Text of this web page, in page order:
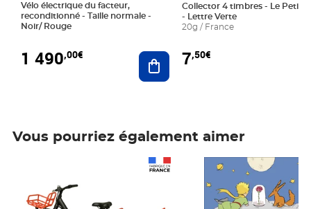
Vélo électrique du facteur,
reconditionné - Taille normale -
Noir/ Rouge
1 490,00€ Ajouter au panier
Collector 4 timbres - Le Petit
- Lettre Verte
20g / France
7,50€
Vous pourriez également aimer
Prix 7,50€